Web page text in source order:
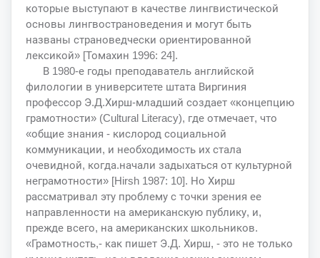
которые выступают в качестве лингвистической
основы лингвострановедения и могут быть
названы страноведчески ориентированной
лексикой» [Томахин 1996: 24].
В 1980-е годы преподаватель английской
филологии в университете штата Виргиния
профессор Э.Д.Хирш-младший создает «концепцию
грамотности» (Cultural Literacy), где отмечает, что
«общие знания - кислород социальной
коммуникации, и необходимость их стала
очевидной, когда.начали задыхаться от культурной
неграмотности» [Hirsh 1987: 10]. Но Хирш
рассматривал эту проблему с точки зрения ее
направленности на американскую публику, и,
прежде всего, на американских школьников.
«Грамотность,- как пишет Э.Д. Хирш, - это не только